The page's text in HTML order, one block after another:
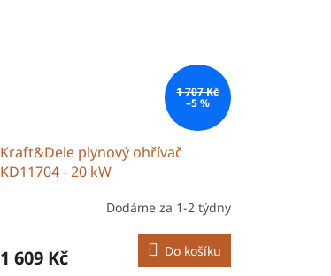
1 707 Kč
–5 %
Kraft&Dele plynový ohřívač
KD11704 - 20 kW
Dodáme za 1-2 týdny
1 609 Kč Do košíku